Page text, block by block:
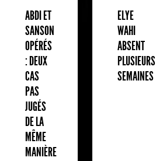
ABDI ET
SANSON
OPÉRÉS
: DEUX
CAS
PAS
JUGÉS
DE LA
MÊME
MANIÈRE
ELYE
WAHI
ABSENT
PLUSIEURS
SEMAINES